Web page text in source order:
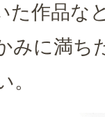
た作品な
みに満ち
。